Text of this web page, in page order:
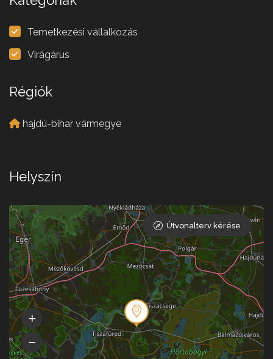
Temetkezési vállalkozás
Virágárus
Régiók
hajdú-bihar vármegye
Helyszín
Útvonalterv kérése